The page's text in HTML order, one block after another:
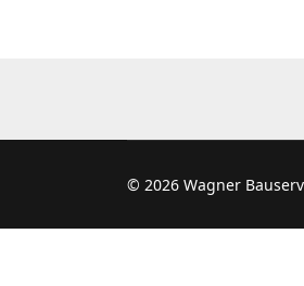
© 2026 Wagner